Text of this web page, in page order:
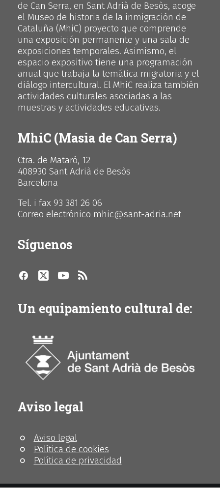
de Can Serra, en Sant Adrià de Besòs, acoge
el Museo de historia de la inmigración de
Cataluña (MhiC) proyecto que comprende
una exposición permanente y una sala de
exposiciones temporales. Asimismo, el
espacio expositivo tiene una programación
anual que trabaja la temática migratoria y el
diálogo intercultural. El MhiC realiza también
actividades culturales asociadas a las
muestras y actividades educativas.
MhiC (Masia de Can Serra)
Ctra. de Mataró, 12
408930 Sant Adrià de Besòs
Barcelona
Tel. i fax 93 381 26 06
Correo electrónico mhic@sant-adria.net
Síguenos
Un equipamiento cultural de:
Aviso legal
Aviso legal
Política de cookies
Política de privacidad